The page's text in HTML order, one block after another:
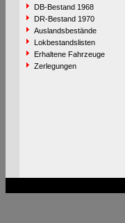
DB-Bestand 1968
DR-Bestand 1970
Auslandsbestände
Lokbestandslisten
Erhaltene Fahrzeuge
Zerlegungen